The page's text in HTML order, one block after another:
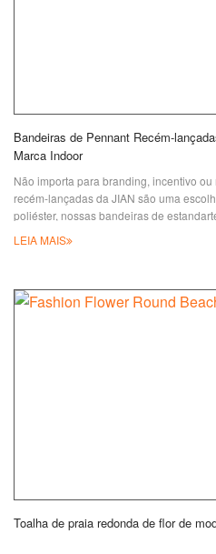
Bandeiras de Pennant Recém-
Marca Indoor
Não importa para branding, incentivo
recém-lançadas da JIAN são uma
poliéster, nossas bandeiras de
formato são personalizáveis, e o logo
LEIA MAIS
Toalha de praia redonda de flor de